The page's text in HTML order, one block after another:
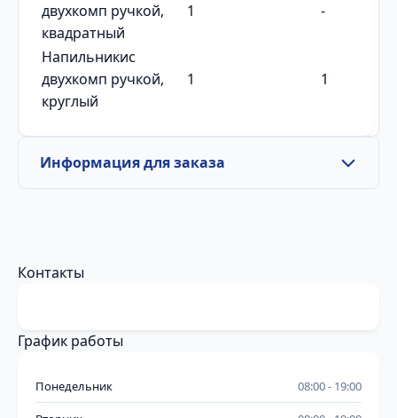
двухкомп ручкой,
квадратный
1 -
Напильникис
двухкомп ручкой,
круглый
1 1
Информация для заказа
Контакты
График работы
Понедельник 08:00 19:00